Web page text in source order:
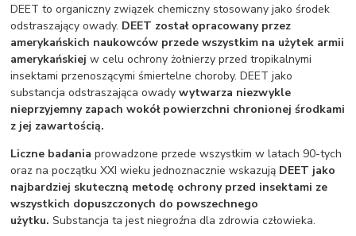
DEET to organiczny związek chemiczny stosowany jako środek
odstraszający owady. DEET został opracowany przez
amerykańskich naukowców przede wszystkim na użytek armii
amerykańskiej w celu ochrony żołnierzy przed tropikalnymi
insektami przenoszącymi śmiertelne choroby. DEET jako
substancja odstraszająca owadywytwarza niezwykle
nieprzyjemny zapach wokół powierzchni chronionej środkami
z jej zawartością.
Liczne badania prowadzone przede wszystkim w latach 90-tych
oraz na początku XXI wieku jednoznacznie wskazują DEET jako
najbardziej skuteczną metodę ochrony przed insektami ze
wszystkich dopuszczonych do powszechnego
użytku. Substancja ta jest niegroźna dla zdrowia człowieka.